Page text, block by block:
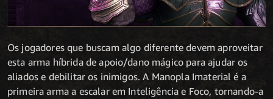
Os jogadores que buscam algo diferente devem aproveitar
esta arma híbrida de apoio/dano mágico para ajudar os
aliados e debilitar os inimigos. A Manopla Imaterial é a
primeira arma a escalar em Inteligência e Foco, tornando-a